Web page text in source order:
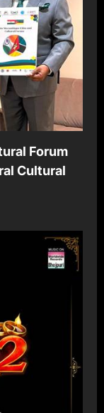
Forum
Cultural